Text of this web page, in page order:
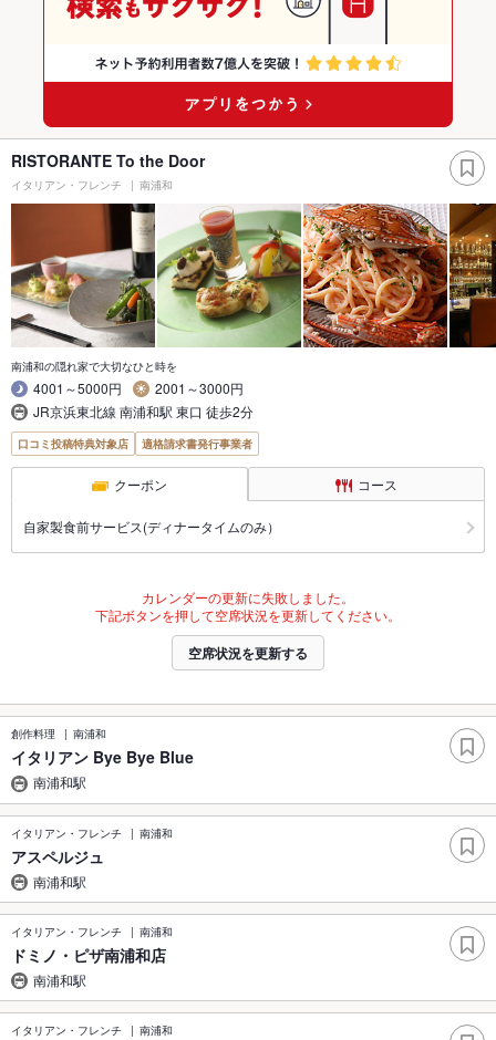
RISTORANTE To the Door
イタリアン・フレンチ 南浦和
南浦和の隠れ家で大切なひと時を
4001～5000円
2001～3000円
JR京浜東北線 南浦和駅 東口 徒歩2分
口コミ投稿特典対象店 適格請求書発行事業者
クーポン コース
自家製食前サービス(ディナータイムのみ）
カレンダーの更新に失敗しました。
下記ボタンを押して空席状況を更新してください。
空席状況を更新する
創作料理 南浦和
イタリアン Bye Bye Blue
南浦和駅
イタリアン・フレンチ 南浦和
アスペルジュ
南浦和駅
イタリアン・フレンチ 南浦和
ドミノ・ピザ南浦和店
南浦和駅
イタリアン・フレンチ 南浦和